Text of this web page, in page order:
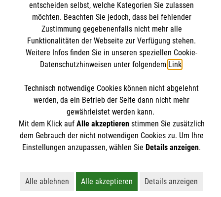
Impressum
Datenschutz
Malteser Jugend
Malteser International
Sharepoint
Spendenkonto
Empfänger: Malteser Hilfsdienst e.V.
BIC: GENODED 1PA7
Soziale Netzwerke
Der Malteser Hilfsdienst e.V. ist als eingetragene
gemeinnützige Organisation von der Körperschaft- und
entscheiden selbst, welche Kategorien Sie zulassen
möchten. Beachten Sie jedoch, dass bei fehlender
Zustimmung gegebenenfalls nicht mehr alle
Funktionalitäten der Webseite zur Verfügung stehen.
Weitere Infos finden Sie in unseren speziellen Cookie-
Datenschutzhinweisen unter folgendem Link.
Technisch notwendige Cookies können nicht abgelehnt
werden, da ein Betrieb der Seite dann nicht mehr
gewährleistet werden kann.
Mit dem Klick auf Alle akzeptierenstimmen Sie zusätzlich
dem Gebrauch der nicht notwendigen Cookies zu. Um Ihre
Einstellungen anzupassen, wählen Sie Details anzeigen.
Alle ablehnen
Lehnt alle nicht-essentiellen Cookies ab
Alle akzeptieren
Akzeptiert alle Cookies
Details anzeigen